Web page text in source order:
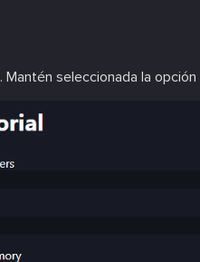
. Mantén seleccionada la opción